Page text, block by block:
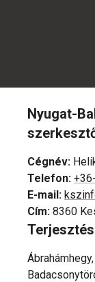
Nyugat-
Cégnév:
Telefon:
E-mail:
Cím: 8360